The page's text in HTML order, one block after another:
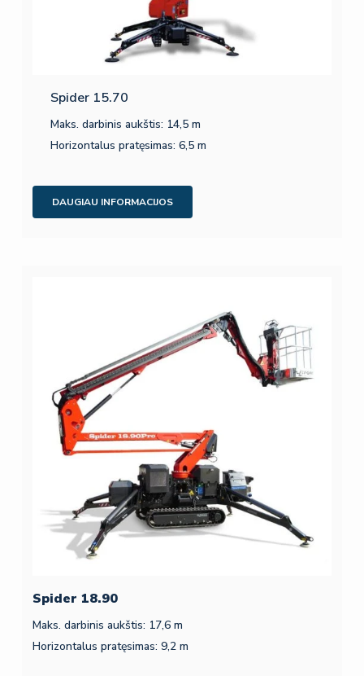
Spider 15.70
Maks. darbinis aukštis: 14,5 m
Horizontalus pratęsimas: 6,5 m
DAUGIAU INFORMACIJOS
Spider 18.90
Maks. darbinis aukštis: 17,6 m
Horizontalus pratęsimas: 9,2 m